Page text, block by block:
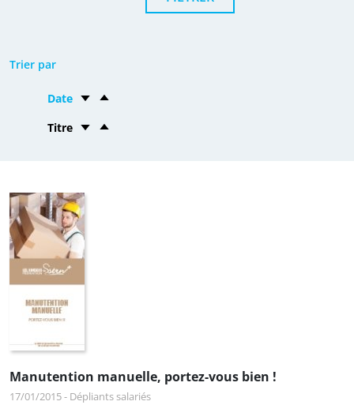
Trier par
Date
Titre
Manutention manuelle, portez-vous bien !
17/01/2015- Dépliants salariés